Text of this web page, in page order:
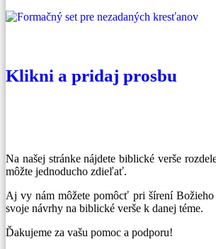
Klikni a pridaj prosbu
Na našej stránke nájdete biblické verše
môžte jednoducho zdieľať.
Aj vy nám môžete pomôcť pri šírení Božieho
svoje návrhy na biblické verše k danej téme.
Ďakujeme za vašu pomoc a podporu!